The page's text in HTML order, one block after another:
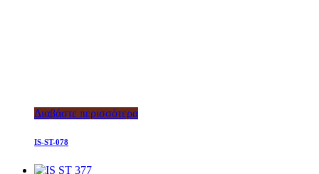
Διαβάστε περισσότερα
IS-ST-078